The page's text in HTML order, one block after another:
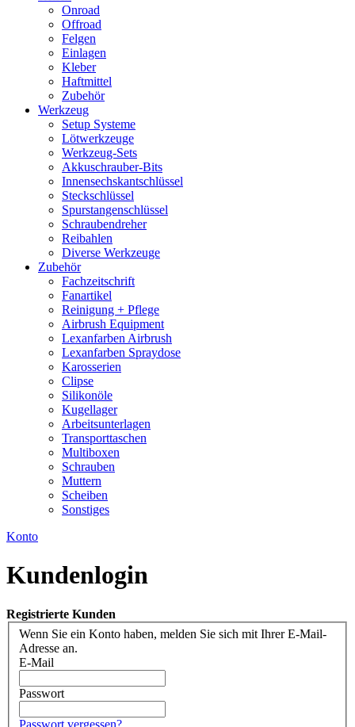
Onroad
Offroad
Felgen
Einlagen
Kleber
Haftmittel
Zubehör
Werkzeug
Setup Systeme
Lötwerkzeuge
Werkzeug-Sets
Akkuschrauber-Bits
Innensechskantschlüssel
Steckschlüssel
Spurstangenschlüssel
Schraubendreher
Reibahlen
Diverse Werkzeuge
Zubehör
Fachzeitschrift
Fanartikel
Reinigung + Pflege
Airbrush Equipment
Lexanfarben Airbrush
Lexanfarben Spraydose
Karosserien
Clipse
Silikonöle
Kugellager
Arbeitsunterlagen
Transporttaschen
Multiboxen
Schrauben
Muttern
Scheiben
Sonstiges
Konto
Kundenlogin
Registrierte Kunden
Wenn Sie ein Konto haben, melden Sie sich mit Ihrer E-Mail-
Adresse an.
E-Mail
Passwort